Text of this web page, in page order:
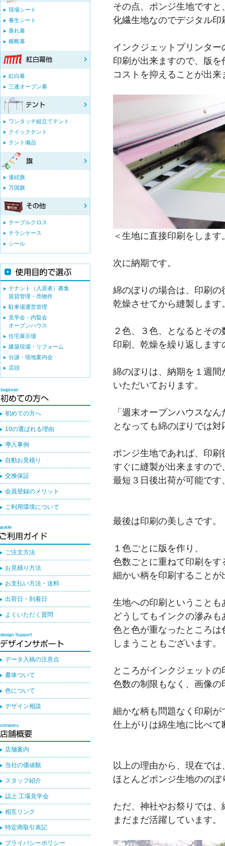
その点、ポンジ生地ですと
化繊生地なのでデジタル印
インクジェットプリンター
印刷が出来ますので、版
コストを抑えることが出来
＜生地に直接印刷をします
次に納期です。
綿のぼりの場合は、印刷の
乾燥させてから縫製します
２色、３色、となるとそ
印刷、乾燥を繰り返しま
綿のぼりは、納期を１週間
いただいております。
「週末オープンハウスな
となっても綿のぼりでは
ポンジ生地であれば、印刷
すぐに縫製が出来ますので
最短３日後出荷が可能です
最後は印刷の美しさです。
１色ごとに版を作り、
色数ごとに重ねて印刷をす
細かい柄を印刷することが
生地への印刷ということも
どうしてもインクの滲みも
色と色が重なったところは
しまうこともございます。
ところがインクジェットの
色数の制限もなく、画像の
細かな柄も問題なく印刷が
仕上がりは綿生地に比べて
以上の理由から、現在では
ほとんどポンジ生地のの
ただ、神社やお祭りでは
まだまだ活躍しています。
現場シート
養生シート
垂れ幕
横断幕
紅白幕
三連オープン幕
ワンタッチ組立てテント
クイックテント
テント備品
連続旗
万国旗
テーブルクロス
チラシケース
シール
テナント（入居者）募集
賃貸管理・売物件
駐車場運営管理
見学会・内覧会
オープンハウス
住宅展示場
建築現場・リフォーム
分譲・現地案内会
店頭
初めての方へ
10の選ばれる理由
導入事例
自動お見積り
交換保証
会員登録のメリット
ご利用環境について
ご注文方法
お見積り方法
お支払い方法・送料
出荷日・到着日
よくいただく質問
データ入稿の注意点
書体ついて
色について
デザイン相談
店舗案内
当社の価値観
スタッフ紹介
誌上 工場見学会
相互リンク
特定商取引表記
プライバシーポリシー